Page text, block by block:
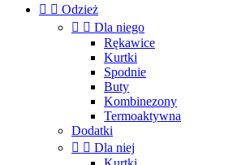
  Odzież
  Dla niego
Rękawice
Kurtki
Spodnie
Buty
Kombinezony
Termoaktywna
Dodatki
  Dla niej